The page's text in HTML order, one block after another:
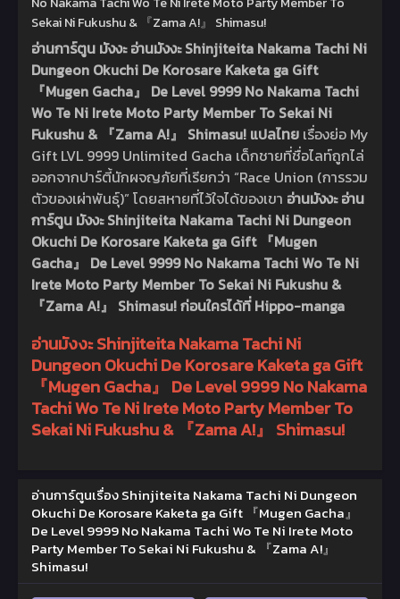
Sekai Ni Fukushu & 『Zama A!』 Shimasu!
อ่านการ์ตูน มังงะ อ่านมังงะ Shinjiteita Nakama Tachi Ni
Dungeon Okuchi De Korosare Kaketa ga Gift
『Mugen Gacha』 De Level 9999 No Nakama Tachi
Wo Te Ni Irete Moto Party Member To Sekai Ni
Fukushu & 『Zama A!』 Shimasu! แปลไทย เรื่องย่อ My
Gift LVL 9999 Unlimited Gacha เด็กชายที่ชื่อไลท์ถูกไล่
ออกจากปาร์ตี้นักผจญภัยที่เรียกว่า “Race Union (การรวม
ตัวของเผ่าพันธุ์)” โดยสหายที่ไว้ใจได้ของเขา อ่านมังงะ อ่าน
การ์ตูน มังงะ Shinjiteita Nakama Tachi Ni Dungeon
Okuchi De Korosare Kaketa ga Gift 『Mugen
Gacha』 De Level 9999 No Nakama Tachi Wo Te Ni
Irete Moto Party Member To Sekai Ni Fukushu &
『Zama A!』 Shimasu! ก่อนใครได้ที่ Hippo-manga
อ่านมังงะ Shinjiteita Nakama Tachi Ni
Dungeon Okuchi De Korosare Kaketa ga Gift
『Mugen Gacha』 De Level 9999 No Nakama
Tachi Wo Te Ni Irete Moto Party Member To
Sekai Ni Fukushu & 『Zama A!』 Shimasu!
อ่านการ์ตูนเรื่อง Shinjiteita Nakama Tachi Ni Dungeon
Okuchi De Korosare Kaketa ga Gift 『Mugen Gacha』
De Level 9999 No Nakama Tachi Wo Te Ni Irete Moto
Party Member To Sekai Ni Fukushu & 『Zama A!』
Shimasu!